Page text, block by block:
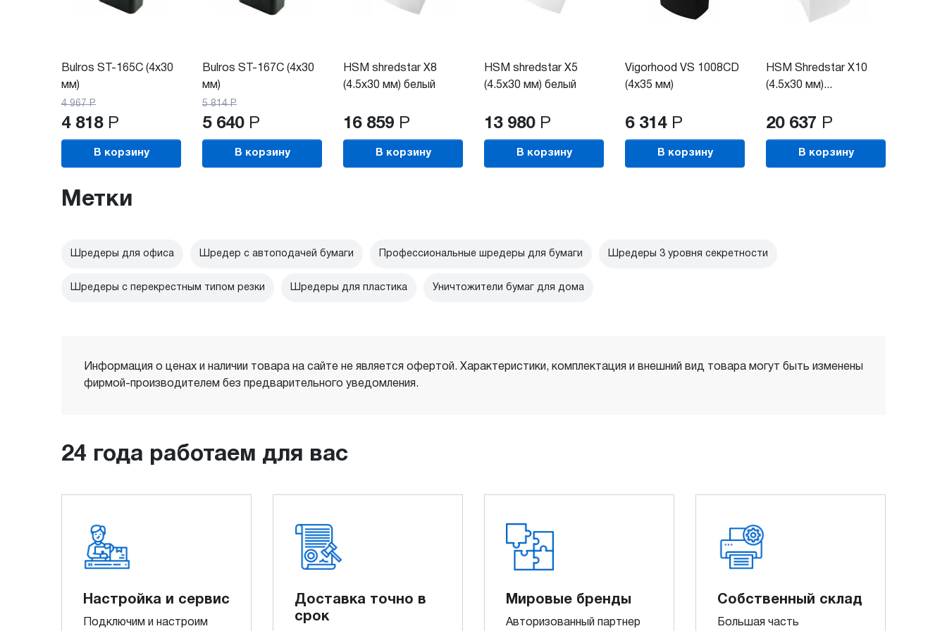
Bulros ST-165C (4х30
мм)
4 967 Р
4 818 Р
В корзину
Bulros ST-167C (4х30
мм)
5 814 Р
5 640 Р
В корзину
HSM shredstar X8
(4.5x30 мм) белый
16 859 Р
В корзину
HSM shredstar X5
(4.5x30 мм) белый
13 980 Р
В корзину
Vigorhood VS 1008CD
(4x35 мм)
6 314 Р
В корзину
HSM Shredstar X10
(4.5x30 мм)...
20 637 Р
В корзину
Метки
Шредеры для офиса Шредер с автоподачей бумаги Профессиональные шредеры для бумаги Шредеры 3 уровня секретности
Шредеры с перекрестным типом резки Шредеры для пластика Уничтожители бумаг для дома
Информация о ценах и наличии товара на сайте не является офертой. Характеристики, комплектация и внешний вид товара могут быть изменены
фирмой-производителем без предварительного уведомления.
24 года работаем для вас
Настройка и сервис
Подключим и настроим
Доставка точно в
срок
Мировые бренды
Авторизованный партнер
Собственный склад
Большая часть